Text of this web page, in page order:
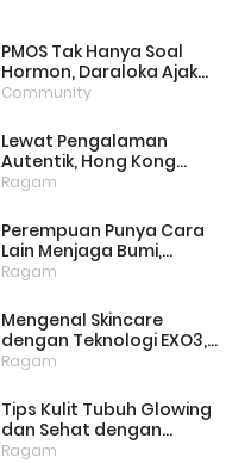
PMOS Tak Hanya Soal
Hormon, Daraloka Ajak
Publik Pahami Luka
Stigma
Community
Lewat Pengalaman
Autentik, Hong Kong
Punya Cara Baru Menarik
Ragam
Perempuan Punya Cara
Lain Menjaga Bumi,
Dimulai dari Memilih
Lingkungan
Ragam
Mengenal Skincare
dengan Teknologi EXO3,
Inovasi yang Mulai Dilirik
Rumah
Ragam
Tips Kulit Tubuh Glowing
dan Sehat dengan
Menjaga Lipid Barrier
Ragam